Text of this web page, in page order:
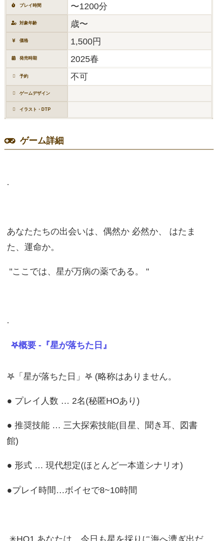
プレイ時間 〜1200分
対象年齢 歳〜
価格 1,500円
発売時期 2025春
予約 不可
ゲームデザイン
イラスト・DTP
ゲーム詳細
.
あなたたちの出会いは、偶然か 必然か、 はたま
た、運命か。
"ここでは、星が万病の薬である。 "
.
𖤐概要 -『星が落ちた日』
𖤐「星が落ちた日」𖤐 (略称はありません。
● プレイ人数 … 2名(秘匿HOあり)
● 推奨技能 … 三大探索技能(目星、聞き耳、図書
館)
● 形式 … 現代想定(ほとんど一本道シナリオ)
●プレイ時間…ボイセで8~10時間